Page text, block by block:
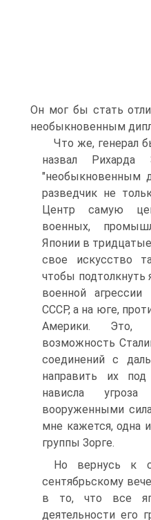
Он мог бы стать
необыкновенным
Что же, генерал
назвал Рихарда
"необыкновенным
разведчик не
Центр самую
военных,
Японии в
свое искусство
чтобы подтолкнуть
военной
СССР, а на юге,
Америки. Это,
возможность
соединений с
направить их
нависла
вооруженными
мне кажется, одна
группы Зорге.
Но вернусь к
сентябрьскому
в то, что все
деятельности его